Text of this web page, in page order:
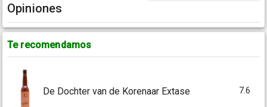
Opiniones
Te recomendamos
De Dochter van de Korenaar Extase 7.6